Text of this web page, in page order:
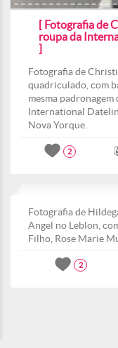
[ Fotografia de
roupa da
]
Fotografia de
quadriculado, com
mesma
International
Nova Yorque.
2
Fotografia de
Angel no Leblon,
Filho, Rose Marie
2